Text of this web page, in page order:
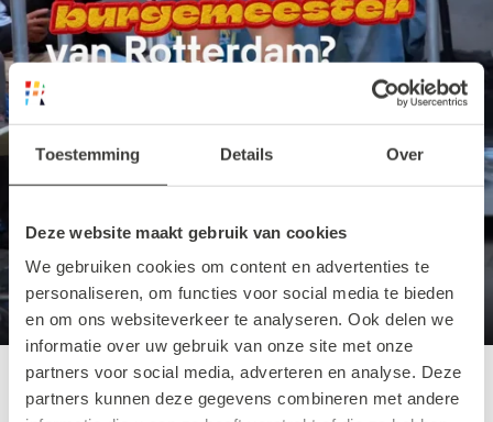
Toestemming Details Over
Deze website maakt gebruik van cookies
We gebruiken cookies om content en advertenties te
personaliseren, om functies voor social media te bieden
en om ons websiteverkeer te analyseren. Ook delen we
informatie over uw gebruik van onze site met onze
partners voor social media, adverteren en analyse. Deze
partners kunnen deze gegevens combineren met andere
Play
00:27
Mute